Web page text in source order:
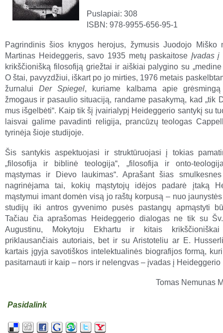
Puslapiai: 308
ISBN: 978-9955-656-95-1
Pagrindinis šios knygos herojus, žymusis Juodojo Miško
Martinas Heideggeris, savo 1935 metų paskaitose Įvadas į
krikščionišką filosofiją griežtai ir aiškiai palygino su „medine
O štai, pavyzdžiui, iškart po jo mirties, 1976 metais
žurnaluiDer Spiegel, kuriame kalbama apie grėsmingą
žmogaus ir pasaulio situaciją, randame pasakymą, kad „tik
mus išgelbėti“. Kaip tik šį įvairialypį Heideggerio santykį su
laisvai galime pavadinti religija, prancūzų teologas
tyrinėja šioje studijoje.
Šis santykis aspektuojasi ir struktūruojasi į tokias
„filosofija ir biblinė teologija“, „filosofija ir onto-
mąstymas ir Dievo laukimas“. Aprašant šias
nagrinėjama tai, kokių mąstytojų idėjos padarė įtaką
mąstymui imant domėn visą jo raštų korpusą – nuo
studijų iki antros gyvenimo pusės pastangų apmąstyti
Tačiau čia aprašomas Heideggerio dialogas ne tik su
Augustinu, Mokytoju Ekhartu ir kitais krikščioniškai
priklausančiais autoriais, bet ir su Aristoteliu ar E.
kartais įgyja savotiškos intelektualinės biografijos formą,
pasitarnauti ir kaip – nors ir nelengvas – įvadas į Heideggerio
Tomas Nemunas
Pasidalink